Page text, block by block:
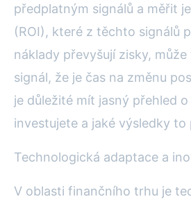
předplatným signálů a měřit
(ROI), které z těchto signálů
náklady převyšují zisky,
signál, že je čas na změnu
je důležité mít jasný přehled
investujete a jaké výsledky to
Technologická adaptace a
V oblasti finančního trhu je